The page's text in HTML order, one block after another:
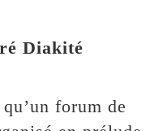
Diakité
forum de